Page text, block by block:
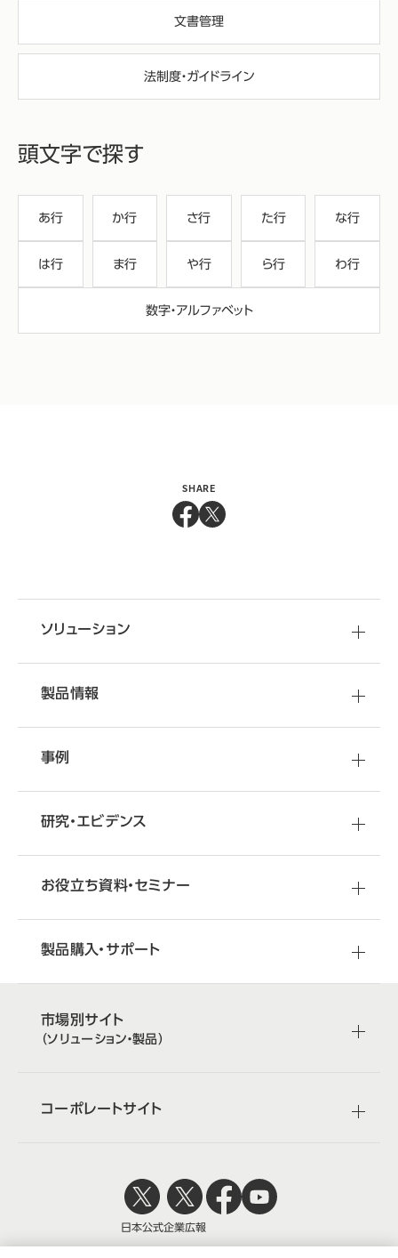
文書管理
法制度・ガイドライン
頭文字で探す
あ行 か行 さ行 た行 な行
は行 ま行 や行 ら行 わ行
数字・アルファベット
SHARE
ソリューション
製品情報
事例
研究・エビデンス
お役立ち資料・セミナー
製品購入・サポート
市場別サイト
（ソリューション・製品）
コーポレートサイト
日本公式企業広報